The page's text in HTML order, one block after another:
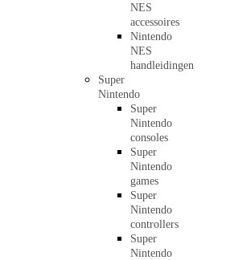
NES
accessoires
Nintendo
NES
handleidingen
Super
Nintendo
Super
Nintendo
consoles
Super
Nintendo
games
Super
Nintendo
controllers
Super
Nintendo